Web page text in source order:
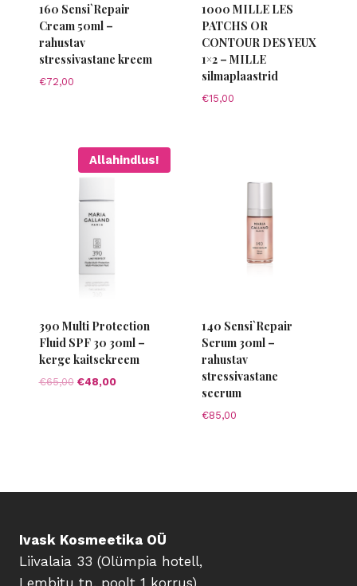
160 Sensi`Repair
Cream 50ml –
rahustav
stressivastane kreem
€72,00
1000 MILLE LES
PATCHS OR
CONTOUR DES YEUX
1×2 – MILLE
silmaplaastrid
€15,00
Allahindlus!
390 Multi Protection
Fluid SPF 30 30ml –
kerge kaitsekreem
€65,00 Algne
€48,00Current
140 Sensi`Repair
Serum 30ml –
rahustav
stressivastane
seerum
€85,00
Ivask Kosmeetika OÜ
Liivalaia 33 (Olümpia hotell,